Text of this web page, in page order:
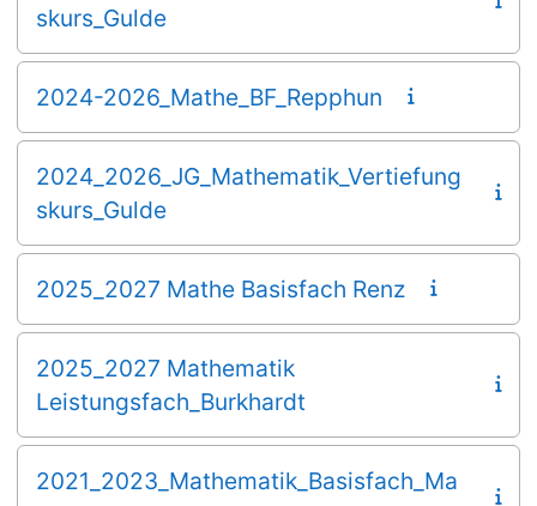
skurs_Gulde
2024-2026_Mathe_BF_Repphun
2024_2026_JG_Mathematik_Vertiefung
skurs_Gulde
2025_2027 Mathe Basisfach Renz
2025_2027 Mathematik
Leistungsfach_Burkhardt
2021_2023_Mathematik_Basisfach_Ma